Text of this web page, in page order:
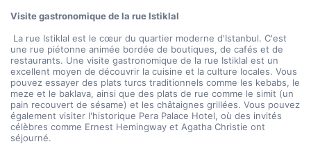
Visite gastronomique de la rue Istiklal
une rue piétonne animée bordée de boutiques, de cafés et de
restaurants. Une visite gastronomique de la rue Istiklal est un
excellent moyen de découvrir la cuisine et la culture locales. Vous
pouvez essayer des plats turcs traditionnels comme les kebabs, le
meze et le baklava, ainsi que des plats de rue comme le simit (un
pain recouvert de sésame) et les châtaignes grillées. Vous pouvez
également visiter l'historique Pera Palace Hotel, où des invités
célèbres comme Ernest Hemingway et Agatha Christie ont
séjourné.